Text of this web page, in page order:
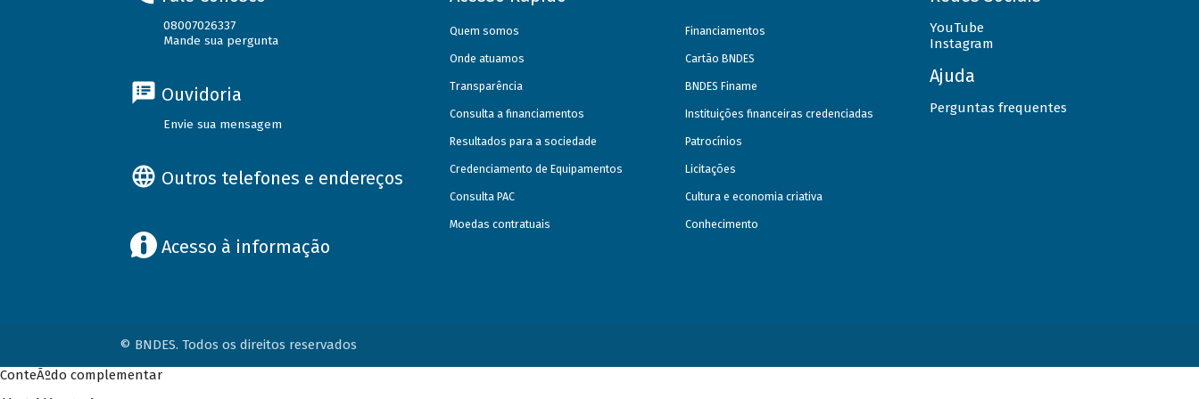
08007026337
Mande sua pergunta
Ouvidoria
Envie sua mensagem
Outros telefones e endereços
Acesso à informação
Quem somos
Onde atuamos
Transparência
Consulta a financiamentos
Resultados para a sociedade
Credenciamento de Equipamentos
Consulta PAC
Moedas contratuais
Financiamentos
Cartão BNDES
BNDES Finame
Instituições financeiras credenciadas
Patrocínios
Licitações
Cultura e economia criativa
Conhecimento
YouTube
Instagram
Ajuda
Perguntas frequentes
© BNDES. Todos os direitos reservados
ConteÃºdo complementar